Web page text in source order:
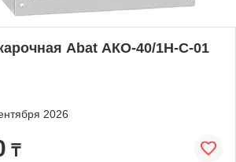
Abat АКО-40/1Н-С-01
2026
₸